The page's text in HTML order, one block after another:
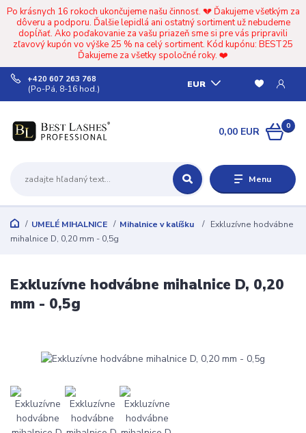
Po krásnych 16 rokoch ukončujeme našu činnosť. 💔 Ďakujeme všetkým za
dôveru a podporu. Ďalšie lepidlá ani ostatný sortiment už nebudeme
dopĺňať. Ako poďakovanie za vašu priazeň sme si pre vás pripravili
zľavový kupón vo výške 25 % na celý sortiment. Kód kupónu: BEST25
Ďakujeme za všetky spoločné roky. ❤️
Menu
EUR
+420 607 263 768
(Po-Pá, 8-16 hod.)
0
0,00 EUR
UMELÉ MIHALNICE Mihalnice v kalíšku
Exkluzívne hodvábne
mihalnice D, 0,20 mm - 0,5g
Exkluzívne hodvábne mihalnice D, 0,20
mm - 0,5g